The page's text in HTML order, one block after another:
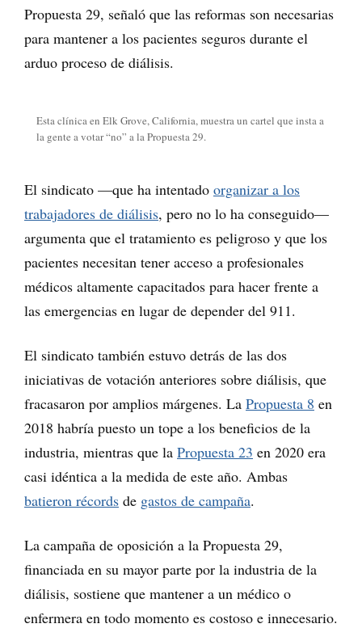
Propuesta 29, señaló que las reformas son necesarias
para mantener a los pacientes seguros durante el
arduo proceso de diálisis.
Esta clínica en Elk Grove, California, muestra un cartel que insta a
la gente a votar “no” a la Propuesta 29.
El sindicato —que ha intentado organizar a los
trabajadores de diálisis, pero no lo ha conseguido—
argumenta que el tratamiento es peligroso y que los
pacientes necesitan tener acceso a profesionales
médicos altamente capacitados para hacer frente a
las emergencias en lugar de depender del 911.
El sindicato también estuvo detrás de las dos
iniciativas de votación anteriores sobre diálisis, que
fracasaron por amplios márgenes. La Propuesta 8 en
2018 habría puesto un tope a los beneficios de la
industria, mientras que la Propuesta 23 en 2020 era
casi idéntica a la medida de este año. Ambas
batieron récords de gastos de campaña.
La campaña de oposición a la Propuesta 29,
financiada en su mayor parte por la industria de la
diálisis, sostiene que mantener a un médico o
enfermera en todo momento es costoso e innecesario.